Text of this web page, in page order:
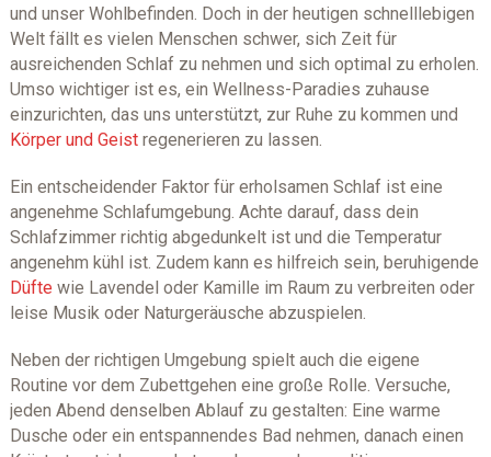
und unser Wohlbefinden. Doch in der heutigen schnelllebigen
Welt fällt es vielen Menschen schwer, sich Zeit für
ausreichenden Schlaf zu nehmen und sich optimal zu erholen.
Umso wichtiger ist es, ein Wellness-Paradies zuhause
einzurichten, das uns unterstützt, zur Ruhe zu kommen und
Körper und Geistregenerieren zu lassen.
Ein entscheidender Faktor für erholsamen Schlaf ist eine
angenehme Schlafumgebung. Achte darauf, dass dein
Schlafzimmer richtig abgedunkelt ist und die Temperatur
angenehm kühl ist. Zudem kann es hilfreich sein, beruhigende
Düfte wie Lavendel oder Kamille im Raum zu verbreiten oder
leise Musik oder Naturgeräusche abzuspielen.
Neben der richtigen Umgebung spielt auch die eigene
Routine vor dem Zubettgehen eine große Rolle. Versuche,
jeden Abend denselben Ablauf zu gestalten: Eine warme
Dusche oder ein entspannendes Bad nehmen, danach einen